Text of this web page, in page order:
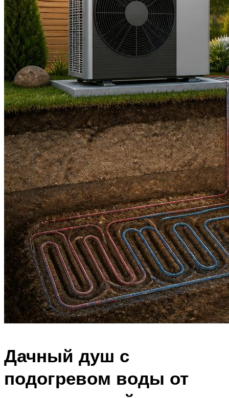
Дачный душ с
подогревом воды от